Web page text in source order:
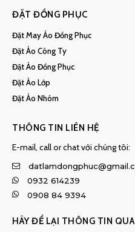
ĐẶT ĐỒNG PHỤC
Đặt May Áo Đồng Phục
Đặt Áo Công Ty
Đặt Áo Đồng Phục
Đặt Áo Lớp
Đặt Áo Nhóm
THÔNG TIN LIÊN HỆ
E-mail, call or chat với chúng tôi:
0932 614239
0908 84 9394
HÃY ĐỂ LẠI THÔNG TIN